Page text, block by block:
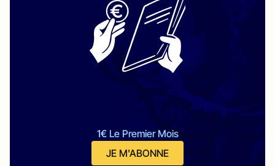
1€ Le Premier Mois
JE M'ABONNE